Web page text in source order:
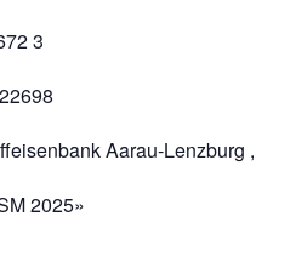
3
Aarau-Lenzburg ,
2025»